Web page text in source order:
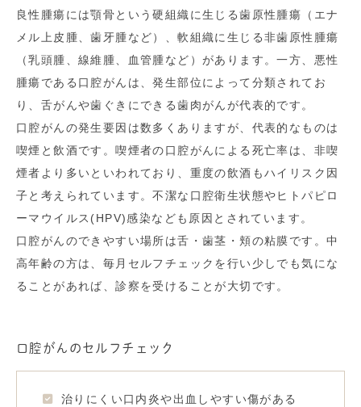
良性腫瘍には顎骨という硬組織に生じる歯原性腫瘍（エナ
メル上皮腫、歯牙腫など）、軟組織に生じる非歯原性腫瘍
（乳頭腫、線維腫、血管腫など）があります。一方、悪性
腫瘍である口腔がんは、発生部位によって分類されてお
り、舌がんや歯ぐきにできる歯肉がんが代表的です。
口腔がんの発生要因は数多くありますが、代表的なものは
喫煙と飲酒です。喫煙者の口腔がんによる死亡率は、非喫
煙者より多いといわれており、重度の飲酒もハイリスク因
子と考えられています。不潔な口腔衛生状態やヒトパピロ
ーマウイルス(HPV)感染なども原因とされています。
口腔がんのできやすい場所は舌・歯茎・頬の粘膜です。中
高年齢の方は、毎月セルフチェックを行い少しでも気にな
ることがあれば、診察を受けることが大切です。
口腔がんのセルフチェック
治りにくい口内炎や出血しやすい傷がある